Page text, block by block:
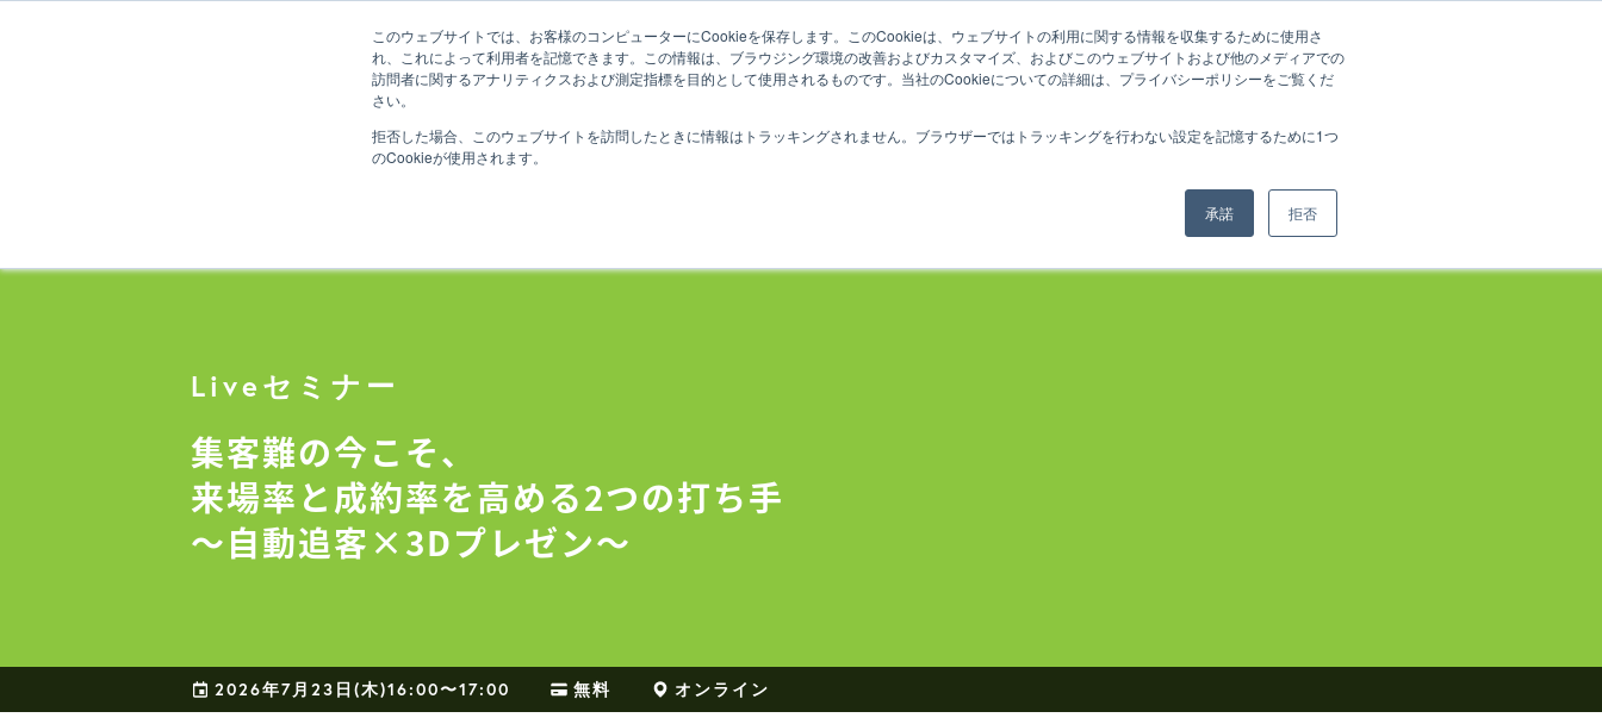
このウェブサイトでは、お客様のコンピューターにCookieを保存します。このCookieは、ウェブサイトの利用に関する情報を収集するために使用さ
れ、これによって利用者を記憶できます。この情報は、ブラウジング環境の改善およびカスタマイズ、およびこのウェブサイトおよび他のメディアでの
訪問者に関するアナリティクスおよび測定指標を目的として使用されるものです。当社のCookieについての詳細は、プライバシーポリシーをご覧くだ
さい。
拒否した場合、このウェブサイトを訪問したときに情報はトラッキングされません。ブラウザーではトラッキングを行わない設定を記憶するために1つ
のCookieが使用されます。
承諾 拒否
Liveセミナー
集客難の今こそ、
来場率と成約率を高める2つの打ち手
〜自動追客×3Dプレゼン〜
2026年7月23日(木)16:00〜17:00 無料 オンライン